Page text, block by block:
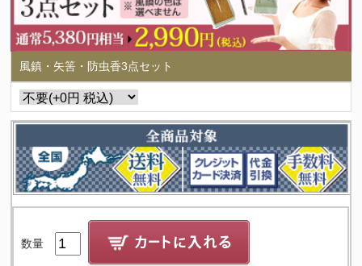
風鎮・矢筈・防虫香3点セット
数量